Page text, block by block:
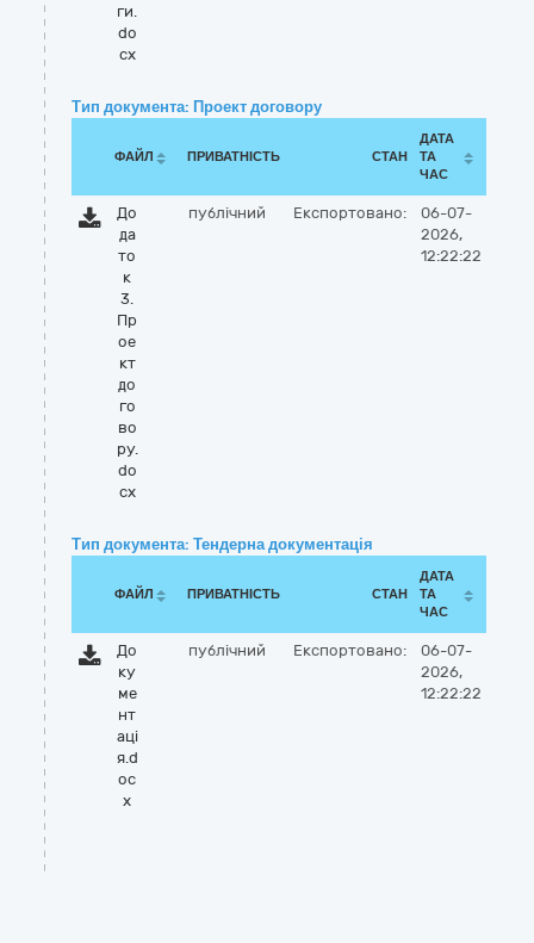
ги.
do
cx
Тип документа: Проект договору
ФАЙЛ ПРИВАТНІСТЬ СТАН
ДАТА
ТА
ЧАС
До
да
то
к
3.
Пр
ое
кт
до
го
во
ру.
do
cx
публічний Експортовано:
06-07-
2026,
12:22:22
Тип документа: Тендерна документація
ФАЙЛ ПРИВАТНІСТЬ СТАН
ДАТА
ТА
ЧАС
До
ку
ме
нт
аці
я.d
oc
x
публічний Експортовано:
06-07-
2026,
12:22:22